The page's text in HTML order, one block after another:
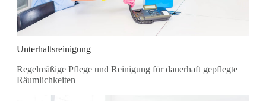
Unterhaltsreinigung
Regelmäßige Pflege und Reinigung für dauerhaft gepflegte
Räumlichkeiten